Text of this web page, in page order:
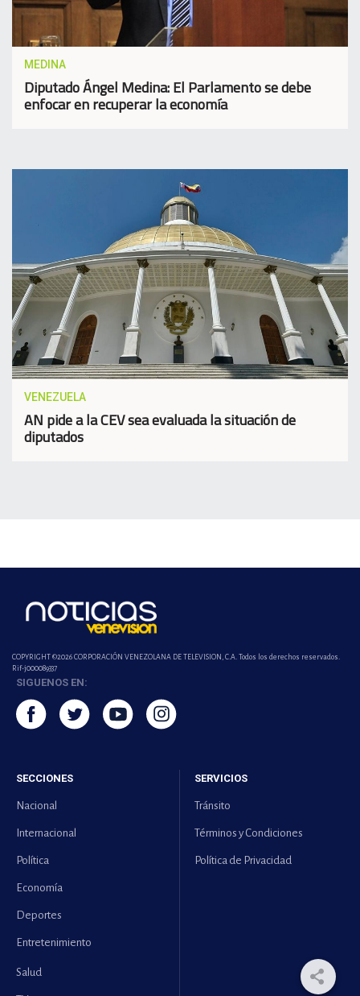
MEDINA
Diputado Ángel Medina: El Parlamento se debe
enfocar en recuperar la economía
VENEZUELA
AN pide a la CEV sea evaluada la situación de
diputados
COPYRIGHT ©2026 CORPORACIÓN VENEZOLANA DE TELEVISION, C.A. Todos los derechos reservados.
Rif-j000089337
SIGUENOS EN:
SECCIONES
Nacional
Internacional
Política
Economía
Deportes
Entretenimiento
Salud
SERVICIOS
Tránsito
Términos y Condiciones
Política de Privacidad